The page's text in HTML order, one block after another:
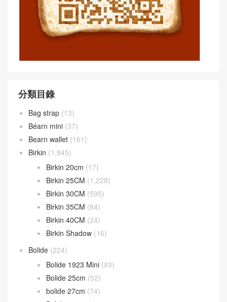
分類目錄
Bag strap (13)
Béarn mini (37)
Bearn wallet (161)
Birkin (1,945)
Birkin 20cm (17)
Birkin 25CM (1,228)
Birkin 30CM (595)
Birkin 35CM (84)
Birkin 40CM (24)
Birkin Shadow (16)
Bolide (224)
Bolide 1923 Mini (93)
Bolide 25cm (52)
bolide 27cm (74)